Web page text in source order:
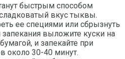
быстрым способом
вкус тыквы.
ее специями или сбрызнуть
выложите куски на
и запекайте при
около 30-40 минут.